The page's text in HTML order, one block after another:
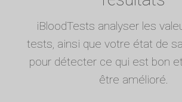
iBloodTests analyser les
tests, ainsi que votre état de
pour détecter ce qui est bon
être amélioré.